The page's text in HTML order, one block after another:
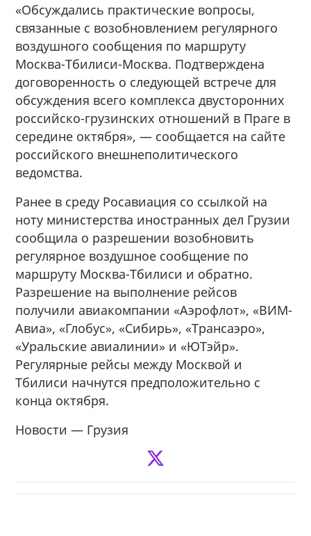
«Обсуждались практические вопросы,
связанные с возобновлением регулярного
воздушного сообщения по маршруту
Москва-Тбилиси-Москва. Подтверждена
договоренность о следующей встрече для
обсуждения всего комплекса двусторонних
российско-грузинских отношений в Праге в
середине октября», — сообщается на сайте
российского внешнеполитического
ведомства.
Ранее в среду Росавиация со ссылкой на
ноту министерства иностранных дел Грузии
сообщила о разрешении возобновить
регулярное воздушное сообщение по
маршруту Москва-Тбилиси и обратно.
Разрешение на выполнение рейсов
получили авиакомпании «Аэрофлот», «ВИМ-
Авиа», «Глобус», «Сибирь», «Трансаэро»,
«Уральские авиалинии» и «ЮТэйр».
Регулярные рейсы между Москвой и
Тбилиси начнутся предположительно с
конца октября.
Новости — Грузия